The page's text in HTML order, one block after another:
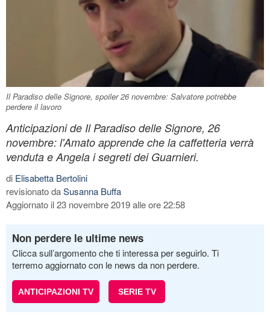
Il Paradiso delle Signore, spoiler 26 novembre: Salvatore potrebbe
perdere il lavoro
Anticipazioni de Il Paradiso delle Signore, 26
novembre: l'Amato apprende che la caffetteria verrà
venduta e Angela i segreti dei Guarnieri.
di Elisabetta Bertolini
revisionato daSusanna Buffa
Aggiornato il 23 novembre 2019 alle ore 22:58
Non perdere le ultime news
Clicca sull’argomento che ti interessa per seguirlo. Ti
terremo aggiornato con le news da non perdere.
ANTICIPAZIONI TV SERIE TV